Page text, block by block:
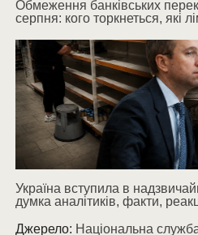
Обмеження банківських
серпня: кого торкнеться, які
Україна вступила в
думка аналітиків, факти,
Джерело: Національна